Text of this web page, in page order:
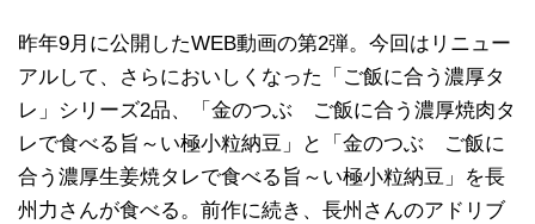
昨年9月に公開したWEB動画の第2弾。今回はリニュー
アルして、さらにおいしくなった「ご飯に合う濃厚タ
レ」シリーズ2品、「金のつぶ ご飯に合う濃厚焼肉タ
レで食べる旨～い極小粒納豆」と「金のつぶ ご飯に
合う濃厚生姜焼タレで食べる旨～い極小粒納豆」を長
州力さんが食べる。前作に続き、長州さんのアドリブ